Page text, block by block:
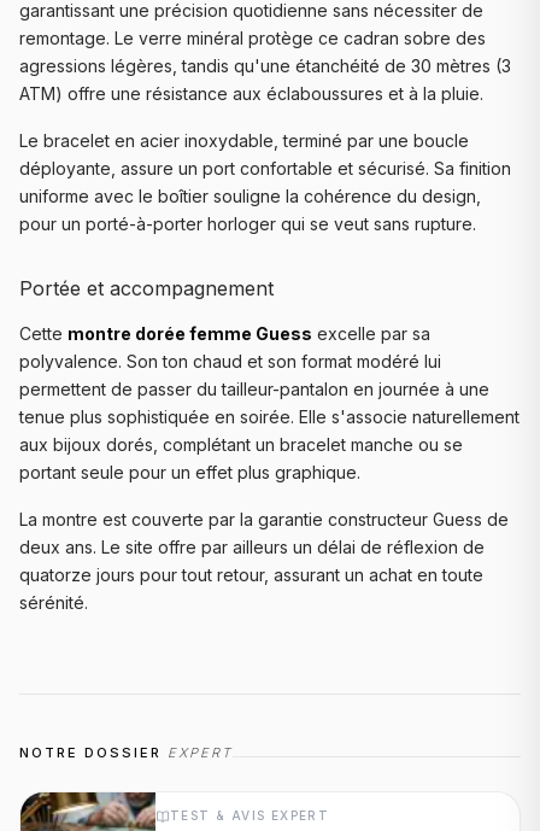
garantissant une précision quotidienne sans nécessiter de
remontage. Le verre minéral protège ce cadran sobre des
agressions légères, tandis qu'une étanchéité de 30 mètres (3
ATM) offre une résistance aux éclaboussures et à la pluie.
Le bracelet en acier inoxydable, terminé par une boucle
déployante, assure un port confortable et sécurisé. Sa finition
uniforme avec le boîtier souligne la cohérence du design,
pour un porté-à-porter horloger qui se veut sans rupture.
Portée et accompagnement
Cette montre dorée femme Guess excelle par sa
polyvalence. Son ton chaud et son format modéré lui
permettent de passer du tailleur-pantalon en journée à une
tenue plus sophistiquée en soirée. Elle s'associe naturellement
aux bijoux dorés, complétant un bracelet manche ou se
portant seule pour un effet plus graphique.
La montre est couverte par la garantie constructeur Guess de
deux ans. Le site offre par ailleurs un délai de réflexion de
quatorze jours pour tout retour, assurant un achat en toute
sérénité.
NOTRE DOSSIER EXPERT
TEST & AVIS EXPERT